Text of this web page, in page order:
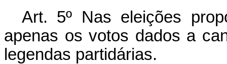
Art. 5º Nas eleições
apenas os votos dados a
legendas partidárias.